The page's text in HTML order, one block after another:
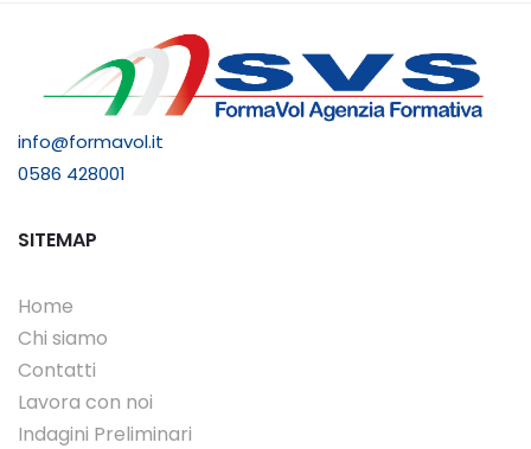
info@formavol.it
0586 428001
SITEMAP
Home
Chi siamo
Contatti
Lavora con noi
Indagini Preliminari